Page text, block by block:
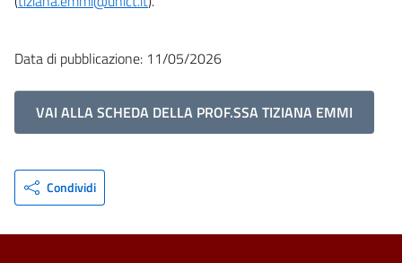
Data di pubblicazione: 11/05/2026
VAI ALLA SCHEDA DELLA PROF.SSA TIZIANA EMMI
Condividi